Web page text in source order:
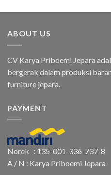
ABOUT US
CV Karya Priboemi Jepara
bergerak dalam produksi
furniture jepara.
PAYMENT
Norek : 135-001-336-737-8
A / N : Karya Priboemi Jepara